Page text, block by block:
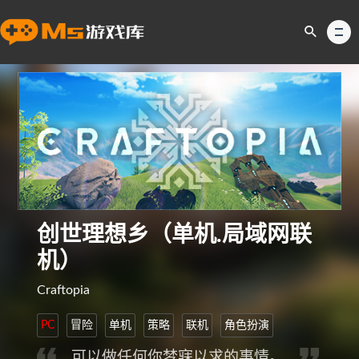
创世理想乡（单机.局域网联
机）
Craftopia
PC 冒险 单机 策略 联机 角色扮演